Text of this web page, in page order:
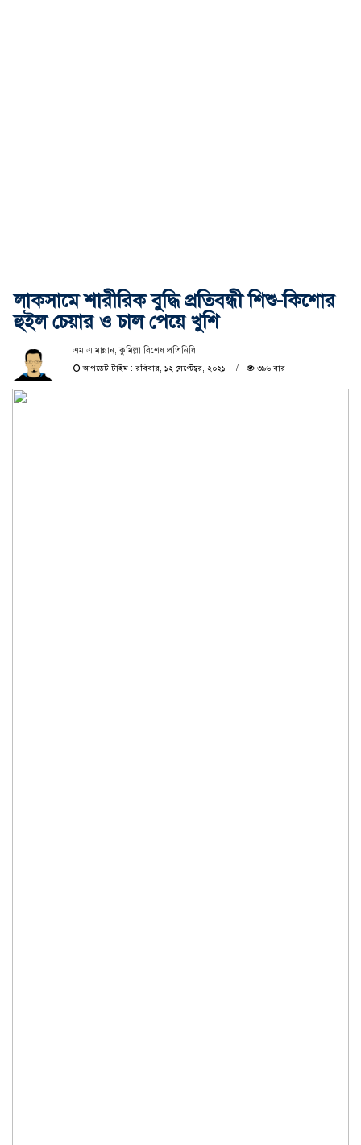
লাকসামে শারীরিক বুদ্ধি প্রতিবন্ধী শিশু-কিশোর
হুইল চেয়ার ও চাল পেয়ে খুশি
এম,এ মান্নান, কুমিল্লা বিশেষ প্রতিনিধি
আপডেট টাইম : রবিবার, ১২ সেপ্টেম্বর, ২০২১
৩৯৬ বার